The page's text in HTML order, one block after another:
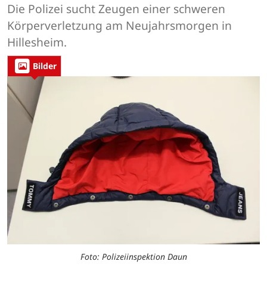
Die Polizei sucht Zeugen einer schweren
Körperverletzung am Neujahrsmorgen in
Hillesheim.
Bilder
Foto: Polizeiinspektion Daun